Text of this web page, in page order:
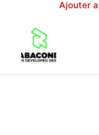
Ajouter